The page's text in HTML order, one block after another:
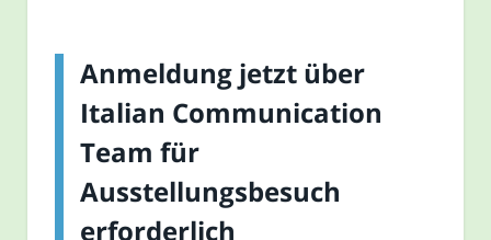
Anmeldung jetzt über
Italian Communication
Team für
Ausstellungsbesuch
erforderlich